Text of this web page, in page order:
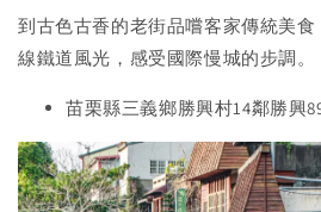
到古色古香的老街品嚐客家傳統美
線鐵道風光，感受國際慢城的步調。
苗栗縣三義鄉勝興村14鄰勝興